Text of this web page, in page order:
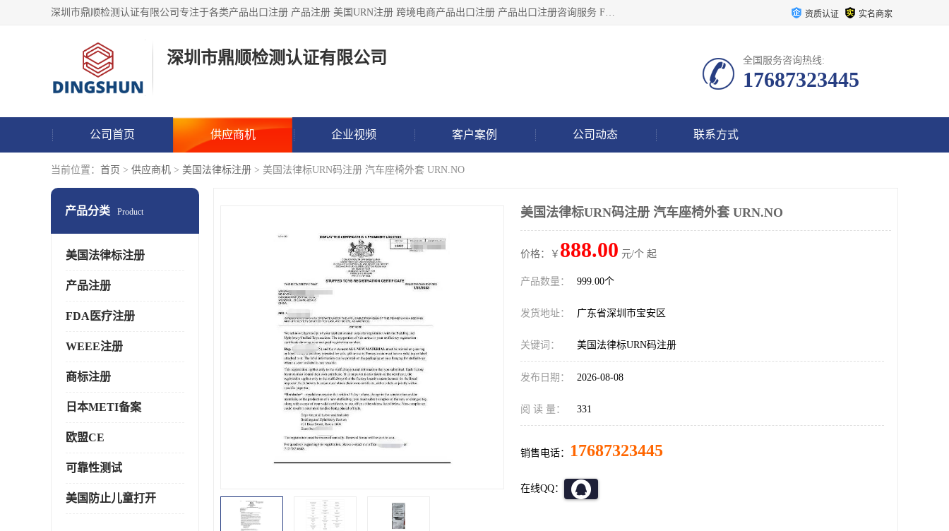
深圳市鼎顺检测认证有限公司专注于各类产品出口注册 产品注册 美国URN注册 跨境电商产品出口注册 产品出口注册咨询服务 FDA食品注册等我们是一家商务服务公司，为客户提供商标注册，本公司实力雄厚，能满足客户多种需求。 资质认证 实名商家
深圳市鼎顺检测认证有限公司 全国服务咨询热线:
17687323445
公司首页 供应商机 企业视频 客户案例 公司动态 联系方式
当前位置： 首页 > 供应商机 > 美国法律标注册 > 美国法律标URN码注册 汽车座椅外套 URN.NO
产品分类 Product
美国法律标注册
产品注册
FDA医疗注册
WEEE注册
商标注册
日本METI备案
欧盟CE
可靠性测试
美国防止儿童打开
美国法律标URN码注册 汽车座椅外套 URN.NO
价格：￥ 888.00 元/个 起
产品数量： 999.00个
发货地址： 广东省深圳市宝安区
关键词： 美国法律标URN码注册
发布日期： 2026-08-08
阅 读 量： 331
销售电话： 17687323445
在线QQ：